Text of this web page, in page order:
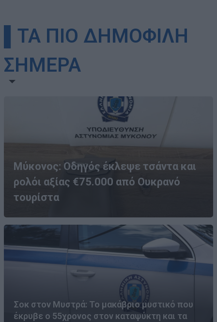
▌ΤΑ ΠΙΟ ΔΗΜΟΦΙΛΗ
ΣΗΜΕΡΑ
Μύκονος: Οδηγός έκλεψε τσάντα και
ρολόι αξίας €75.000 από Ουκρανό
τουρίστα
Σοκ στον Μυστρά: Το μακάβριο μυστικό που
έκρυβε ο 55χρονος στον καταψύκτη και τα